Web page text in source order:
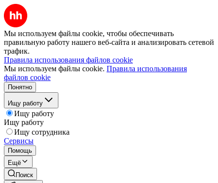
Мы используем файлы cookie, чтобы обеспечивать
правильную работу нашего веб-сайта и анализировать сетевой
трафик.
Правила использования файлов cookie
Мы используем файлы cookie. Правила использования
файлов cookie
Понятно
Ищу работу
Ищу работу
Ищу работу
Ищу сотрудника
Сервисы
Помощь
Ещё
Поиск